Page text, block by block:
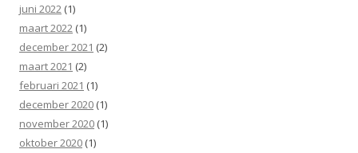
juni 2022 (1)
maart 2022 (1)
december 2021 (2)
maart 2021 (2)
februari 2021 (1)
december 2020 (1)
november 2020 (1)
oktober 2020 (1)